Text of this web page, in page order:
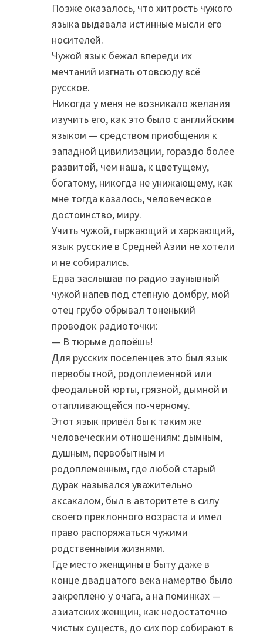
Позже оказалось, что хитрость чужого
языка выдавала истинные мысли его
носителей.
Чужой язык бежал впереди их
мечтаний изгнать отовсюду всё
русское.
Никогда у меня не возникало желания
изучить его, как это было с английским
языком — средством приобщения к
западной цивилизации, гораздо более
развитой, чем наша, к цветущему,
богатому, никогда не унижающему, как
мне тогда казалось, человеческое
достоинство, миру.
Учить чужой, гыркающий и харкающий,
язык русские в Средней Азии не хотели
и не собирались.
Едва заслышав по радио заунывный
чужой напев под степную домбру, мой
отец грубо обрывал тоненький
проводок радиоточки:
— В тюрьме допоёшь!
Для русских поселенцев это был язык
первобытной, родоплеменной или
феодальной юрты, грязной, дымной и
отапливающейся по-чёрному.
Этот язык привёл бы к таким же
человеческим отношениям: дымным,
душным, первобытным и
родоплеменным, где любой старый
дурак назывался уважительно
аксакалом, был в авторитете в силу
своего преклонного возраста и имел
право распоряжаться чужими
родственными жизнями.
Где место женщины в быту даже в
конце двадцатого века намертво было
закреплено у очага, а на поминках —
азиатских женщин, как недостаточно
чистых существ, до сих пор собирают в